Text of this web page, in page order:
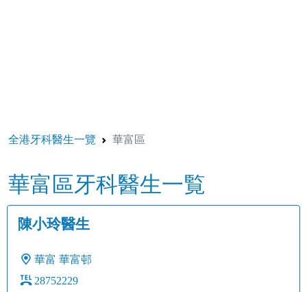
全港牙科醫生一覽 華富區
華富區牙科醫生一覧
陳小玲醫生
華富 華富邨
28752229